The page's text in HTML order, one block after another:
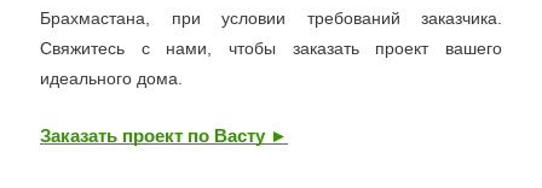
Брахмастана, при условии требований заказчика.
Свяжитесь с нами, чтобы заказать проект вашего
идеального дома.
Заказать проект по Васту ►